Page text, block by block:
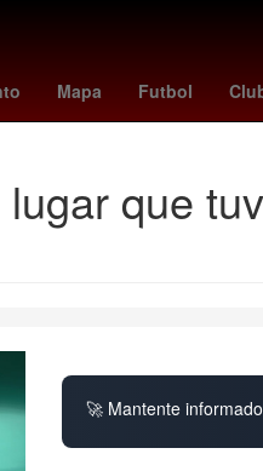
Mapa Futbol
Juárez Estado de México
que
🚀 Mantente